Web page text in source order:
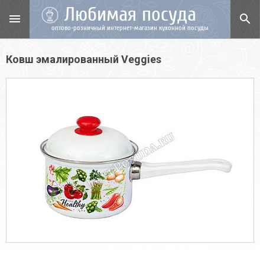
menu Любимая посуда
оптово-розничный интернет-магазин кухонной посуды
search
Ковш эмалированный Veggies